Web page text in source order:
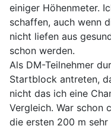
einiger Höhenmeter.
schaffen, auch wenn
nicht liefen aus
schon werden.
Als DM-Teilnehmer
Startblock antreten,
nicht das ich eine
Vergleich. War schon
die ersten 200 m